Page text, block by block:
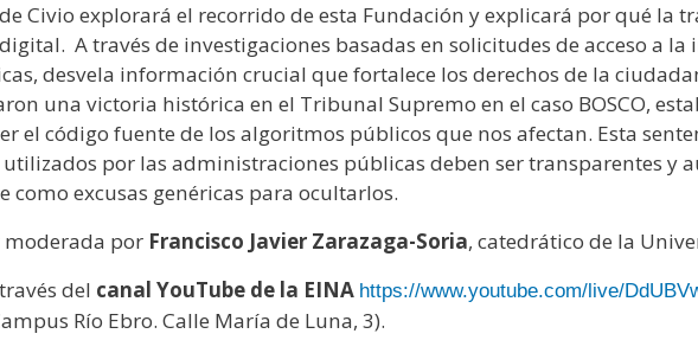
Civio explorará el recorrido de esta Fundación y explicará por qué la
A través de investigaciones basadas en solicitudes de acceso a
desvela información crucial que fortalece los derechos de la
una victoria histórica en el Tribunal Supremo en el caso BOSCO,
el código fuente de los algoritmos públicos que nos afectan. Esta
por las administraciones públicas deben ser transparentes y
como excusas genéricas para ocultarlos.
moderada por Francisco Javier Zarazaga-Soria, catedrático de la
del canal YouTube de la EINA https://www.youtube.com/live/
Río Ebro. Calle María de Luna, 3).